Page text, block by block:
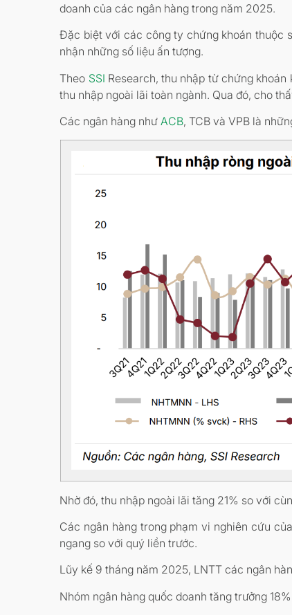
doanh của các ngân hàng trong năm 2025.
Đặc biệt với các công ty chứng khoán thuộc
nhận những số liệu ấn tượng.
Theo SSI Research, thu nhập từ chứng
thu nhập ngoài lãi toàn ngành. Qua đó, cho
Các ngân hàng nhưACB, TCB và VPB là
Nhờ đó, thu nhập ngoài lãi tăng 21% so với
Các ngân hàng trong phạm vi nghiên cứu
ngang so với quý liền trước.
Lũy kế 9 tháng năm 2025, LNTT các ngân
Nhóm ngân hàng quốc doanh tăng trưởng